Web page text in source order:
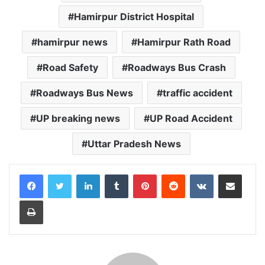
Hamirpur District Hospital
hamirpur news Hamirpur Rath Road
Road Safety Roadways Bus Crash
Roadways Bus News traffic accident
UP breaking news UP Road Accident
Uttar Pradesh News
LinkedInTumblr PinterestReddit VKontakteShare via Email
Print